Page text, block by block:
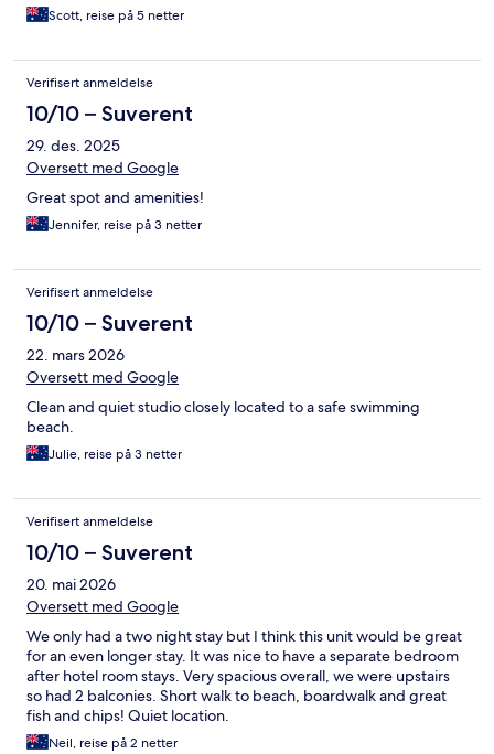
Scott, reise på 5 netter
Verifisert anmeldelse
10/10 – Suverent
29. des. 2025
Oversett med Google
Great spot and amenities!
Jennifer, reise på 3 netter
Verifisert anmeldelse
10/10 – Suverent
22. mars 2026
Oversett med Google
Clean and quiet studio closely located to a safe swimming
beach.
Julie, reise på 3 netter
Verifisert anmeldelse
10/10 – Suverent
20. mai 2026
Oversett med Google
We only had a two night stay but I think this unit would be great
for an even longer stay. It was nice to have a separate bedroom
after hotel room stays. Very spacious overall, we were upstairs
so had 2 balconies. Short walk to beach, boardwalk and great
fish and chips! Quiet location.
Neil, reise på 2 netter